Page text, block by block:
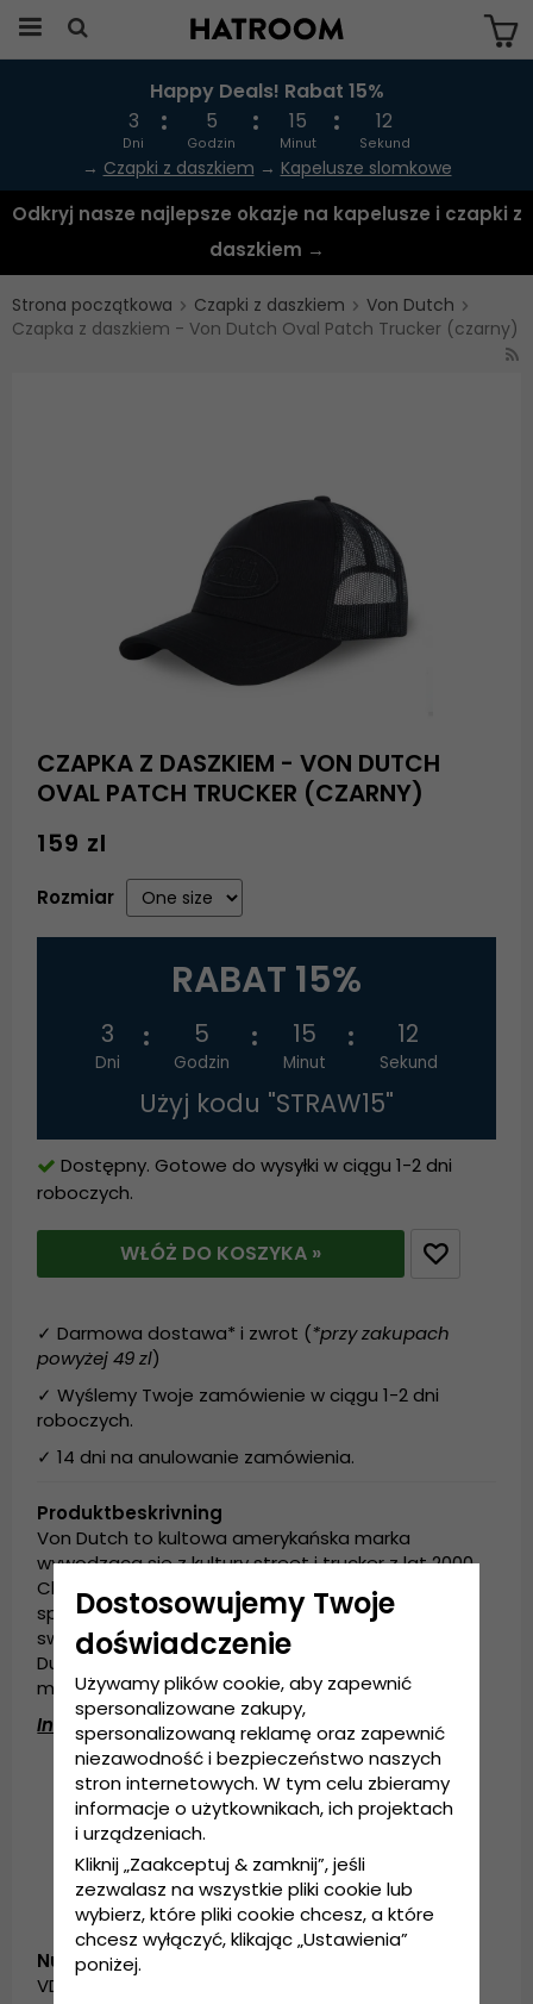
Produkten har blivit tillagd i varukorgen
Happy Deals! Rabat 15%
3
Dni
5
Godzin
15
Minut
12
Sekund
→ Czapki z daszkiem → Kapelusze slomkowe
Odkryj nasze najlepsze okazje na kapelusze i czapki z
daszkiem →
Strona początkowa Czapki z daszkiem
Von Dutch
Czapka z daszkiem - Von Dutch Oval Patch Trucker (czarny)
CZAPKA Z DASZKIEM - VON DUTCH
OVAL PATCH TRUCKER (CZARNY)
159 zl
Rozmiar
RABAT 15%
3
Dni
5
Godzin
15
Minut
12
Sekund
Użyj kodu "STRAW15"
Dostępny. Gotowe do wysyłki w ciągu 1-2 dni
roboczych.
WŁÓŻ DO KOSZYKA »
✓ Darmowa dostawa* i zwrot (*przy zakupach
powyżej 49 zl)
✓ Wyślemy Twoje zamówienie w ciągu 1-2 dni
roboczych.
✓ 14 dni na anulowanie zamówienia.
Produktbeskrivning
Von Dutch to kultowa amerykańska marka
wywodząca się z kultury street i trucker z lat 2000.
Charakterystyczne logo i odważne wzornictwo
sprawiły, że marka stała się symbolem
swobodnego stylu i pewności siebie. Czapki Von
Dutch łączą klasyczny fason trucker z wyrazistą,
modową tożsamością, która przyciąga uwagę.
Informacje szczegółowe:
Regulacja z tyłu czapki
Skład: 50% bawełny, 50% poliestru
Informacje o rozmiarze: Jeden rozmiar –
pasuje do większości
Numer artykułu:
VD/0/CAS1/LOFB04
Dostosowujemy Twoje
doświadczenie
Używamy plików cookie, aby zapewnić
spersonalizowane zakupy,
spersonalizowaną reklamę oraz zapewnić
niezawodność i bezpieczeństwo naszych
stron internetowych. W tym celu zbieramy
informacje o użytkownikach, ich projektach
i urządzeniach.
Kliknij „Zaakceptuj & zamknij”, jeśli
zezwalasz na wszystkie pliki cookie lub
wybierz, które pliki cookie chcesz, a które
chcesz wyłączyć, klikając „Ustawienia”
poniżej.